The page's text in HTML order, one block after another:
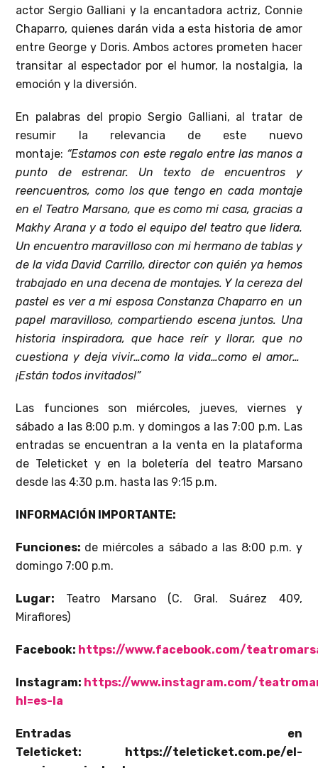
actor Sergio Galliani y la encantadora actriz, Connie
Chaparro, quienes darán vida a esta historia de amor
entre George y Doris. Ambos actores prometen hacer
transitar al espectador por el humor, la nostalgia, la
emoción y la diversión.
En palabras del propio Sergio Galliani, al tratar de
resumir la relevancia de este nuevo
montaje: “Estamos con este regalo entre las manos a
punto de estrenar. Un texto de encuentros y
reencuentros, como los que tengo en cada montaje
en el Teatro Marsano, que es como mi casa, gracias a
Makhy Arana y a todo el equipo del teatro que lidera.
Un encuentro maravilloso con mi hermano de tablas y
de la vida David Carrillo, director con quién ya hemos
trabajado en una decena de montajes. Y la cereza del
pastel es ver a mi esposa Constanza Chaparro en un
papel maravilloso, compartiendo escena juntos. Una
historia inspiradora, que hace reír y llorar, que no
cuestiona y deja vivir…como la vida…como el amor…
¡Están todos invitados!”
Las funciones son miércoles, jueves, viernes y
sábado a las 8:00 p.m. y domingos a las 7:00 p.m. Las
entradas se encuentran a la venta en la plataforma
de Teleticket y en la boletería del teatro Marsano
desde las 4:30 p.m. hasta las 9:15 p.m.
INFORMACIÓN IMPORTANTE:
Funciones: de miércoles a sábado a las 8:00 p.m. y
domingo 7:00 p.m.
Lugar: Teatro Marsano (C. Gral. Suárez 409,
Miraflores)
Facebook: https://www.facebook.com/
Instagram: https://www.instagram.com/
hl=es-la
Entradas en
Teleticket:
https://teleticket.com.pe/el-